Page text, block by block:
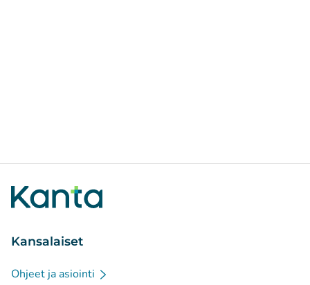
Kansalaiset
Ohjeet ja asiointi